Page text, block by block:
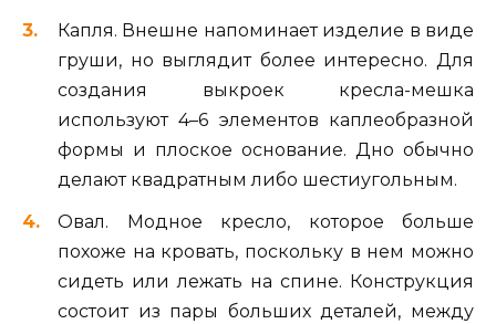
Капля. Внешне напоминает изделие в виде
груши, но выглядит более интересно. Для
создания выкроек кресла-мешка
используют 4–6 элементов каплеобразной
формы и плоское основание. Дно обычно
делают квадратным либо шестиугольным.
Овал. Модное кресло, которое больше
похоже на кровать, поскольку в нем можно
сидеть или лежать на спине. Конструкция
состоит из пары больших деталей, между